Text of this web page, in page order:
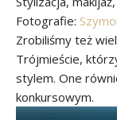
Fotografie:
Zrobiliśmy też
Trójmieście,
stylem. One
konkursowym.